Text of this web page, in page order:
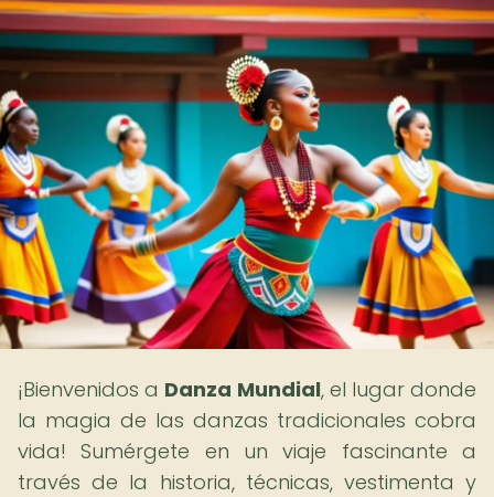
¡Bienvenidos a Danza Mundial, el lugar donde
la magia de las danzas tradicionales cobra
vida! Sumérgete en un viaje fascinante a
través de la historia, técnicas, vestimenta y